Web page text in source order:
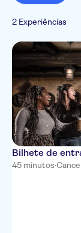
Alemão
Hebrew
Italiano
2 Experiências
Bilhete de
45 minutos·